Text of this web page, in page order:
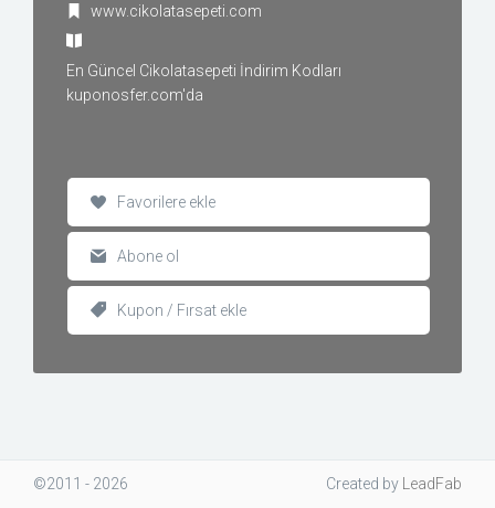
www.cikolatasepeti.com
En Güncel Cikolatasepeti İndirim Kodları
kuponosfer.com'da
Favorilere ekle
Abone ol
Kupon / Fırsat ekle
©2011 - 2026 Created by LeadFab